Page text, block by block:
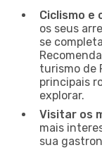
Ciclismo e
os seus
se
turismo de
principais
explorar.
Visitar os
mais
sua